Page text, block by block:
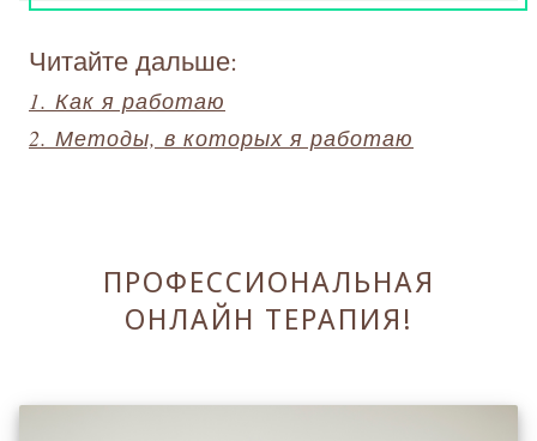
Читайте дальше:
1. Как я работаю
2. Методы, в которых я работаю
ПРОФЕССИОНАЛЬНАЯ
ОНЛАЙН ТЕРАПИЯ!